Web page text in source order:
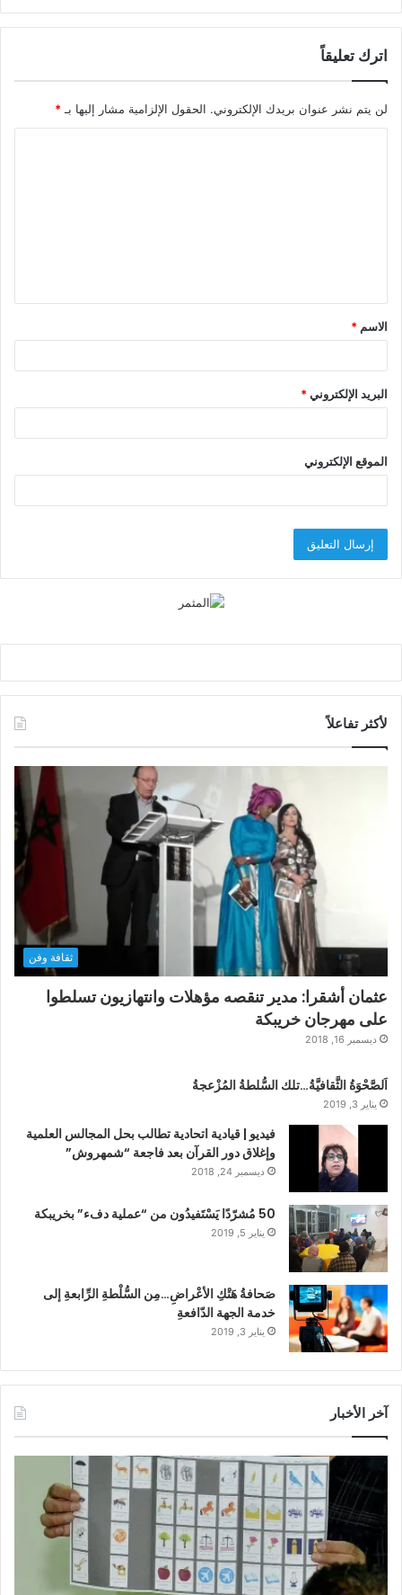
اترك تعليقاً
لن يتم نشر عنوان بريدك الإلكتروني. الحقول الإلزامية مشار إليها بـ *
ق
*
الاسم *
البريد الإلكتروني*
الموقع الإلكتروني
لأكثر تفاعلاً
ثقافة وفن
عثمان أشقرا: مدير تنقصه مؤهلات وانتهازيون تسلطوا
على مهرجان خريبكة
ديسمبر 16, 2018
اَلصَّحْوَةُ الثَّقافيَّةُ…تلك السُّلطةُ المُزْعجةُ
يناير 3, 2019
فيديو | قيادية اتحادية تطالب بحل المجالس العلمية
وإغلاق دور القرآن بعد فاجعة “شمهروش”
ديسمبر 24, 2018
50 مُشرّدًا يَسْتَفيدُون من “عملية دفء” بخريبكة
يناير 5, 2019
صَحافةُ هَتْكِ الأعْراضِ…مِن السُّلْطةِ الرِّابعةِ إلى
خدمة الجهة الدّافعةِ
يناير 3, 2019
آخر الأخبار